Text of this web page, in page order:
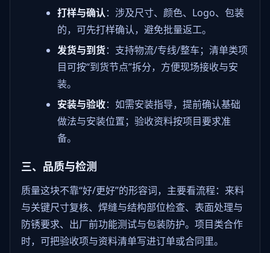
打样与确认：涉及尺寸、颜色、Logo、包装
的，可先打样确认，避免批量返工。
发货与到货：支持物流/专线/整车；清单类项
目可按“到货节点”拆分，方便现场接收与安
装。
安装与验收：如需安装指导，提前确认基础
做法与安装位置；验收资料按项目要求准
备。
三、品质与检测
质量这块不靠“好/更好”的形容词，主要看流程：来料
与关键尺寸复核、焊缝与结构部位检查、表面处理与
防锈要求、出厂前功能测试与包装防护。项目类合作
时，可把验收项与资料清单写进订单或合同里。